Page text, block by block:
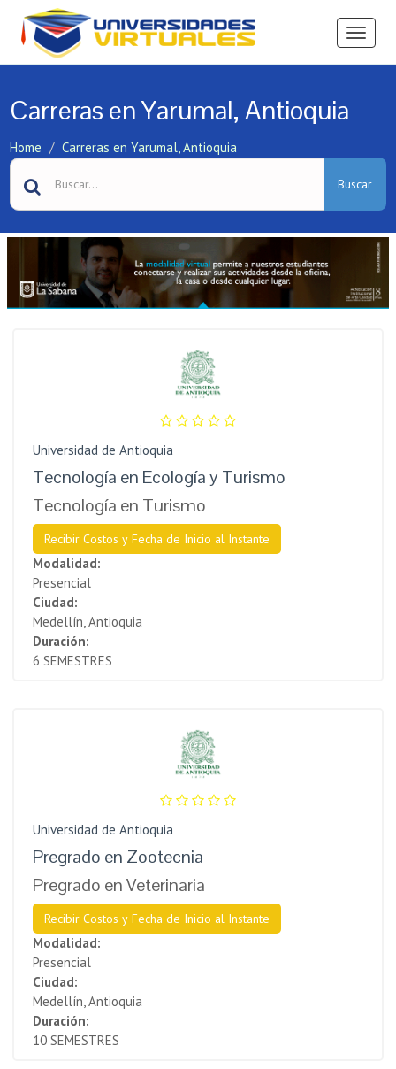
Ver
Carreras en Yarumal, Antioquia
Home Carreras en Yarumal, Antioquia
Buscar
Universidad de Antioquia
Tecnología en Ecología y Turismo
Tecnología en Turismo
Recibir Costos y Fecha de Inicio al Instante
Modalidad:
Presencial
Ciudad:
Medellín, Antioquia
Duración:
6 SEMESTRES
Universidad de Antioquia
Pregrado en Zootecnia
Pregrado en Veterinaria
Recibir Costos y Fecha de Inicio al Instante
Modalidad:
Presencial
Ciudad:
Medellín, Antioquia
Duración:
10 SEMESTRES